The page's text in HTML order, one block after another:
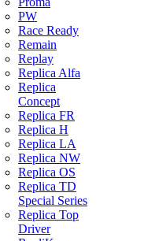
PW
Race Ready
Remain
Replay
Replica Alfa
Replica
Concept
Replica FR
Replica H
Replica LA
Replica NW
Replica OS
Replica TD
Special Series
Replica Top
Driver